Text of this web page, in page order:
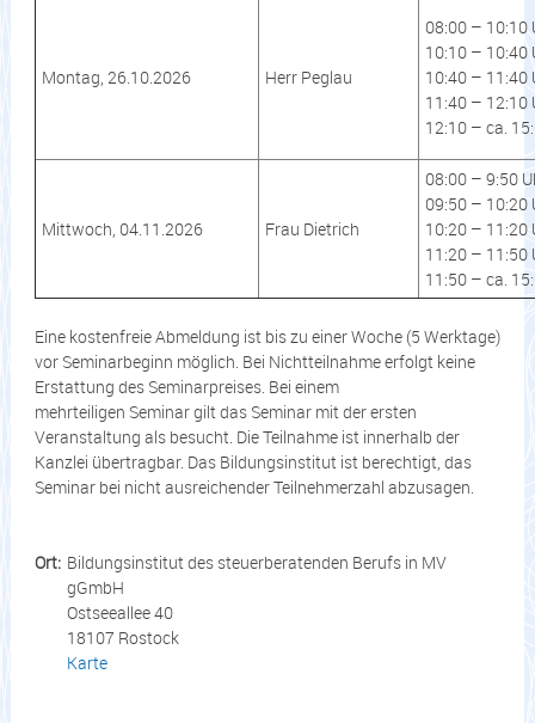
Montag, 26.10.2026 Herr Peglau
08:00 – 10:10
10:10 – 10:40
10:40 – 11:40
11:40 – 12:10
12:10 – ca.
Mittwoch, 04.11.2026 Frau Dietrich
08:00 – 9:50
09:50 – 10:20
10:20 – 11:20
11:20 – 11:50
11:50 – ca.
Eine kostenfreie Abmeldung ist bis zu einer Woche (5 Werktage)
vor Seminarbeginn möglich. Bei Nichtteilnahme erfolgt keine
Erstattung des Seminarpreises. Bei einem
mehrteiligen Seminar gilt das Seminar mit der ersten
Veranstaltung als besucht. Die Teilnahme ist innerhalb der
Kanzlei übertragbar. Das Bildungsinstitut ist berechtigt, das
Seminar bei nicht ausreichender Teilnehmerzahl abzusagen.
Ort: Bildungsinstitut des steuerberatenden Berufs in MV
gGmbH
Ostseeallee 40
18107 Rostock
Karte